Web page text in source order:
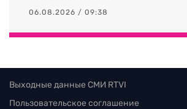
06.08.2026 / 09:38
Выходные данные СМИ RTVI
Пользовательское соглашение